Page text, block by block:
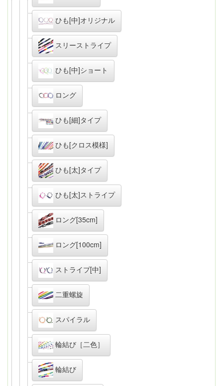
ひも[中]オリジナル
スリーストライプ
ひも[中]ショート
ロング
ひも[細]タイプ
ひも[クロス模様]
ひも[太]タイプ
ひも[太]ストライプ
ロング[35cm]
ロング[100cm]
ストライプ[中]
二重螺旋
スパイラル
輪結び［二色］
輪結び